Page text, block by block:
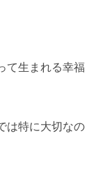
て生まれる幸福
は特に大切なの